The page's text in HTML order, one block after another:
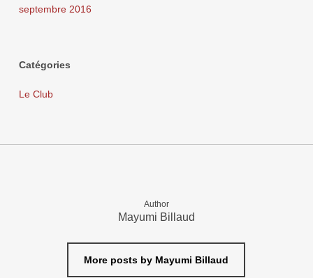
septembre 2016
Catégories
Le Club
Author
Mayumi Billaud
More posts by Mayumi Billaud